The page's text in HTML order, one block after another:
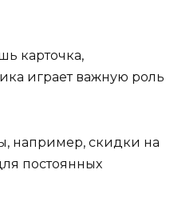
карточка,
играет важную роль
например, скидки на
постоянных